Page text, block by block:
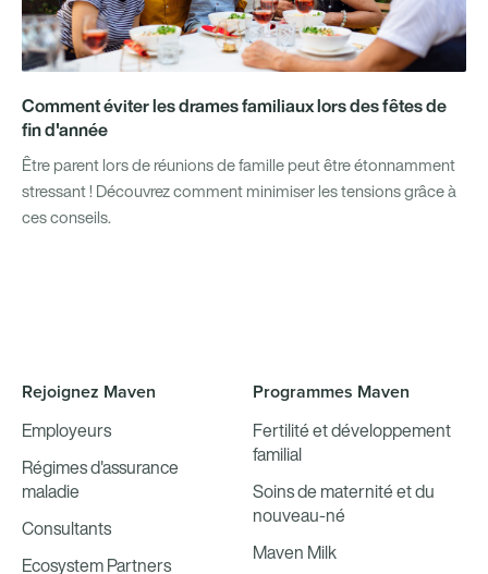
Comment éviter les drames familiaux lors des fêtes de
fin d'année
Être parent lors de réunions de famille peut être étonnamment
stressant ! Découvrez comment minimiser les tensions grâce à
ces conseils.
Rejoignez Maven
Employeurs
Régimes d'assurance
maladie
Consultants
Ecosystem Partners
Programmes Maven
Fertilité et développement
familial
Soins de maternité et du
nouveau-né
Maven Milk